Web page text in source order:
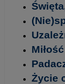
Życie